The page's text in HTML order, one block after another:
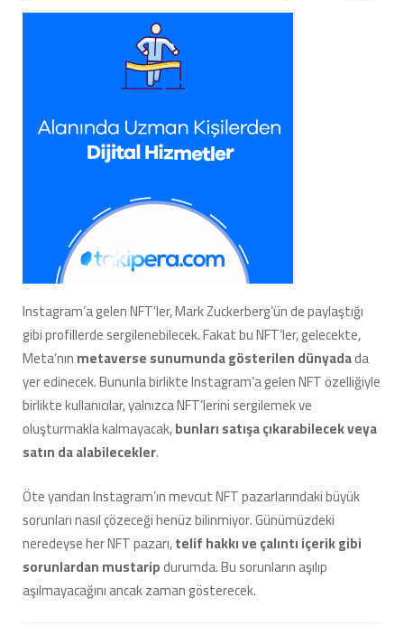
Instagram’a gelen NFT’ler, Mark Zuckerberg’ün de paylaştığı
gibi profillerde sergilenebilecek. Fakat bu NFT’ler, gelecekte,
Meta’nınmetaverse sunumunda gösterilen dünyadada
yer edinecek. Bununla birlikte Instagram’a gelen NFT özelliğiyle
birlikte kullanıcılar, yalnızca NFT’lerini sergilemek ve
oluşturmakla kalmayacak,bunları satışa çıkarabilecek veya
satın da alabilecekler.
Öte yandan Instagram’ın mevcut NFT pazarlarındaki büyük
sorunları nasıl çözeceği henüz bilinmiyor. Günümüzdeki
neredeyse her NFT pazarı,telif hakkı ve çalıntı içerik gibi
sorunlardan mustaripdurumda. Bu sorunların aşılıp
aşılmayacağını ancak zaman gösterecek.